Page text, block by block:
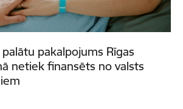
pakalpojums Rīgas
netiek finansēts no valsts